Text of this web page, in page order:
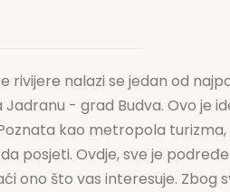
rivijere nalazi se jedan od
Jadranu - grad Budva. Ovo je
kao metropola turizma,
posjeti. Ovdje, sve je
ono što vas interesuje. Zbog